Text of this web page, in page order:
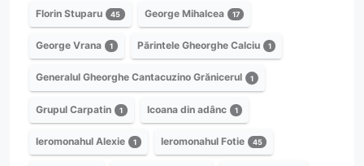
Florin Stuparu 45 George Mihalcea 17
George Vrana 1 Părintele Gheorghe Calciu 1
Generalul Gheorghe Cantacuzino Grănicerul 1
Grupul Carpatin 1 Icoana din adânc 1
Ieromonahul Alexie 1 Ieromonahul Fotie 45